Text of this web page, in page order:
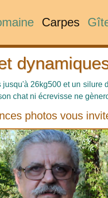
Carpes
26kg500 et un
chat ni écrevisse ne
photos vous